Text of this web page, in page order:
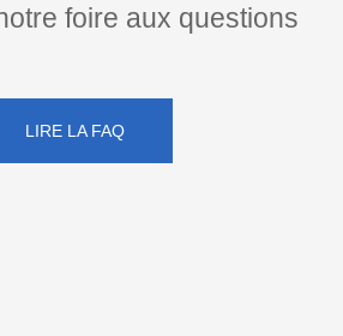
foire aux questions
LIRE LA FAQ